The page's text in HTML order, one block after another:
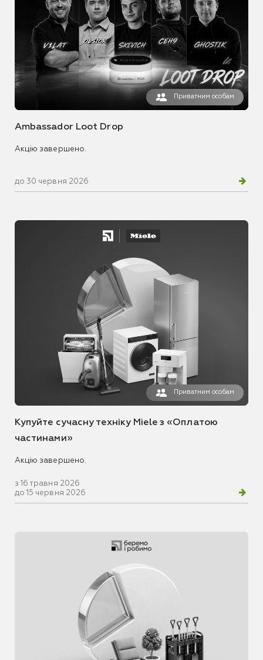
Приватним особам
Ambassador Loot Drop
Акцію завершено.
до 30 червня 2026
Приватним особам
Купуйте сучасну техніку Miele з «Оплатою
частинами»
Акцію завершено.
з 16 травня 2026
до 15 червня 2026